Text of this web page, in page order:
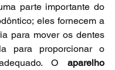
parte importante do
eles fornecem a
para mover os dentes
para proporcionar o
O aparelho